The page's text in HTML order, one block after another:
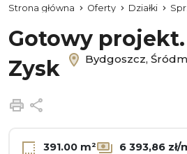
Strona główna Oferty Działki
Gotowy
Zysk
Bydgoszcz,
Drukuj
391.00 m² 6 393,86 zł/